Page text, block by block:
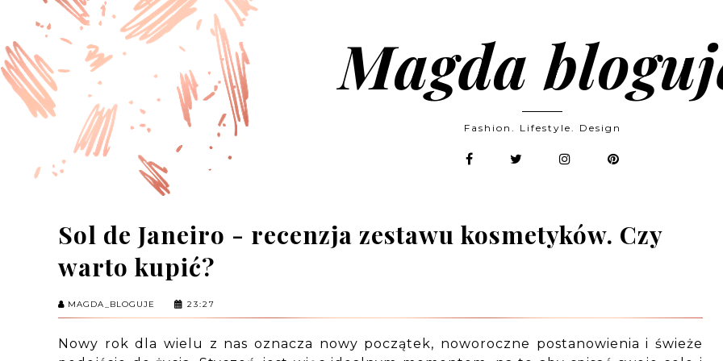
Magda
Fashion. Lifestyle. Design
Sol de Janeiro - recenzja zestawu kosmetyków. Czy
warto kupić?
MAGDA_BLOGUJE 23:27
Nowy rok dla wielu z nas oznacza nowy początek, noworoczne postanowienia i świeże